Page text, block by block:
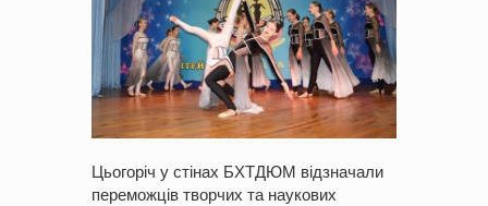
Цьогоріч у стінах БХТДЮМ відзначали
переможців творчих та наукових